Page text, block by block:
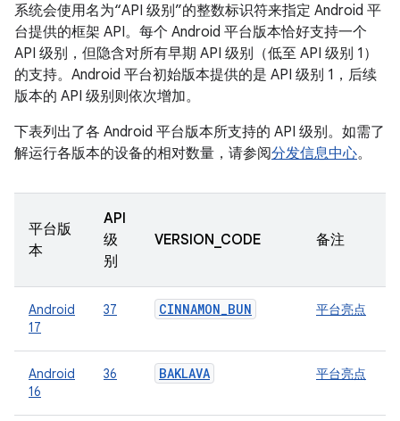
系统会使用名为“API 级别”的整数标识符来指定 Android 平
台提供的框架 API。 每个 Android 平台版本恰好支持一个
API 级别，但隐含对所有早期 API 级别（低至 API 级别 1）
的支持。Android 平台初始版本提供的是 API 级别 1，后续
版本的 API 级别则依次增加。
下表列出了各 Android 平台版本所支持的 API 级别。如需了
解运行各版本的设备的相对数量，请参阅分发信息中心。
平台版
本
API
级
别
VERSION_CODE 备注
Android
17
37 CINNAMON_BUN 平台亮点
Android
16
36 BAKLAVA 平台亮点